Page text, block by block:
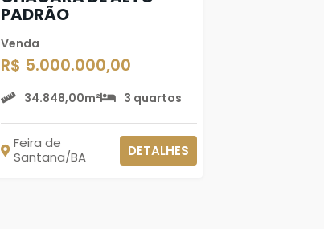
PADRÃO
Venda
R$ 5.000.000,00
34.848,00m² 3 quartos
Feira de
Santana/BA
DETALHES